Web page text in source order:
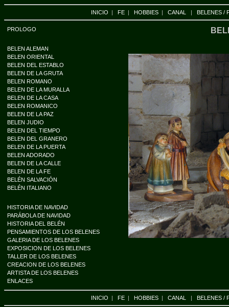
INICIO | FE| HOBBIES| CANAL | BELENES /
PROLOGO
BELEN ALEMAN
BELEN ORIENTAL
BELEN DEL ESTABLO
BELEN DE LA GRUTA
BELEN ROMANO
BELEN DE LA MURALLA
BELEN DE LA CASA
BELEN ROMANICO
BELEN DE LA PAZ
BELEN JUDIO
BELEN DEL TIEMPO
BELEN DEL GRANERO
BELEN DE LA PUERTA
BELEN ADORADO
BELEN DE LA CALLE
BELEN DE LA FE
BELÉN SALVACIÓN
BELÉN ITALIANO
HISTORIA DE NAVIDAD
PARÁBOLA DE NAVIDAD
HISTORIA DEL BELÉN
PENSAMIENTOS DE LOS BELENES
GALERIA DE LOS BELENES
EXPOSICION DE LOS BELENES
TALLER DE LOS BELENES
CREACION DE LOS BELENES
ARTISTA DE LOS BELENES
ENLACES
INICIO | FE| HOBBIES| CANAL | BELENES /